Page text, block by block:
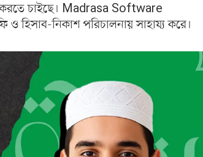
করতে চাইছে। Madrasa Software
হিসাব-নিকাশ পরিচালনায় সাহায্য করে।